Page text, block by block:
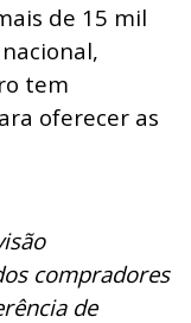
de 15 mil
tem
oferecer as
compradores
de